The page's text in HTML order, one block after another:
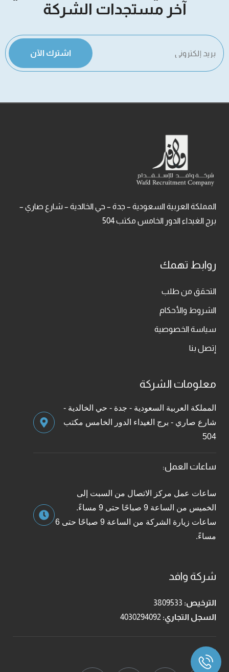
آخر مستجدات الشركة
اشترك الآن
المملكة العربية السعودية – جدة – حي الخالدية – شارع صاري –
برج الغيداء الدور الخامس مكتب 504
روابط تهمك
التحقق من طلب
الشروط والأحكام
سياسة الخصوصية
إتصل بنا
معلومات الشركة
المملكة العربية السعودية - جدة - حي الخالدية -
شارع صاري - برج الغيداء الدور الخامس مكتب
504
ساعات العمل:
ساعات عمل مركز الاتصال من السبت إلى
الخميس من الساعة 9 صباحًا حتى 9 مساءً.
ساعات زيارة الشركة من الساعة 9 صباحًا حتى 6
مساءً.
شركة وافد
الترخيص: 3809533
السجل التجاري: 4030294092
تابعنا: